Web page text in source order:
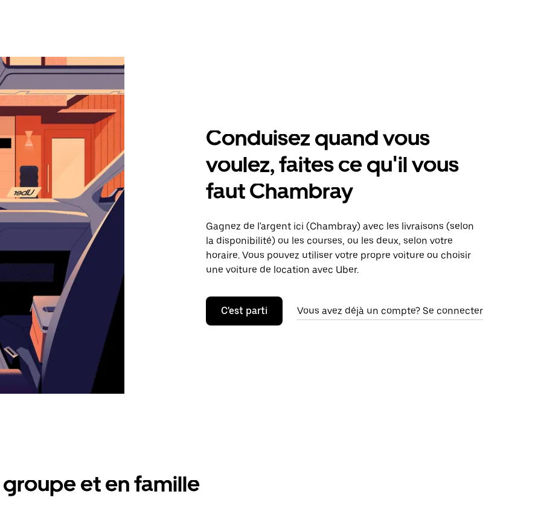
Conduisez quand vous
voulez, faites ce qu'il vous
faut Chambray
Gagnez de l'argent ici (Chambray) avec les livraisons (selon
la disponibilité) ou les courses, ou les deux, selon votre
horaire. Vous pouvez utiliser votre propre voiture ou choisir
une voiture de location avec Uber.
C'est parti Vous avez déjà un compte? Se connecter
et en famille